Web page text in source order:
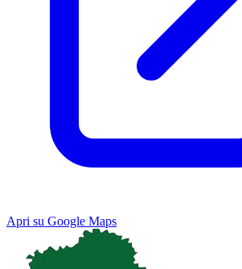
Apri su Google Maps
Map Satellite
Keyboard shortcuts